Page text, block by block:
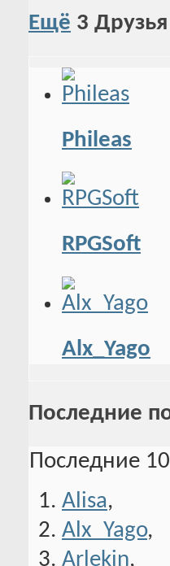
Ещё 3 Друзья
Phileas
RPGSoft
Alx_Yago
Последние
Последние
Alisa,
Alx_Yago,
Arlekin,